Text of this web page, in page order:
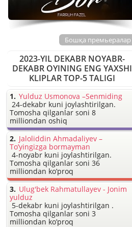
Бошқа премьералар
2023-YIL DEKABR NOYABR-
DEKABR OYINING ENG YAXSHI
KLIPLAR TOP-5 TALIGI
Yulduz Usmonova –Senmiding
24-dekabr kuni joylashtirilgan.
Tomosha qilganlar soni 8
milliondan oshiq
Jaloliddin Ahmadaliyev –
To’yingizga bormayman
4-noyabr kuni joylashtirilgan.
Tomosha qilganlar soni 36
milliondan ko’proq
Ulug'bek Rahmatullayev - Jonim
yulduz
5-dekabr kuni joylashtirilgan .
Tomosha qilganlar soni 3
milliondan ko’proq